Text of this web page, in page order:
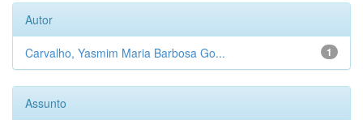
Autor
1
Carvalho, Yasmim Maria Barbosa Go...
Assunto